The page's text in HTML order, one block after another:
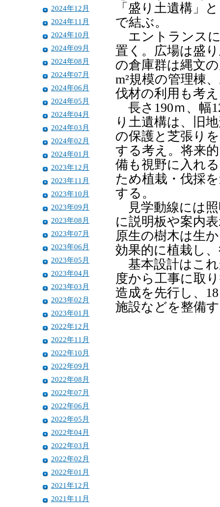
2024年12月
2024年11月
2024年10月
2024年09月
2024年08月
2024年07月
2024年06月
2024年05月
2024年04月
2024年03月
2024年02月
2024年01月
2023年12月
2023年11月
2023年10月
2023年09月
2023年08月
2023年07月
2023年06月
2023年05月
2023年04月
2023年03月
2023年02月
2023年01月
2022年12月
2022年11月
2022年10月
2022年09月
2022年08月
2022年07月
2022年06月
2022年05月
2022年04月
2022年03月
2022年02月
2022年01月
2021年12月
2021年11月
「盛り土遺構」
で結ぶ。
エントランスに
置く。広場は盛
の倉庫群は縄文
m²規模の管理棟
伐材の利用も考
長さ190ｍ、幅
り土遺構は、旧
の保護と芝張り
する考え。将来
備も視野に入れ
ため植栽・伐採
する。
見学動線には
に説明板や案内
原生の樹木は生
効果的に植栽し
基本設計はこれ
度から工事に取
造成を先行し、
施設などを整備